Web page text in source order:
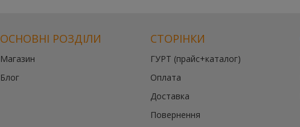
ОСНОВНІ РОЗДІЛИ
Магазин
Блог
СТОРІНКИ
ГУРТ (прайс+каталог)
Оплата
Доставка
Повернення